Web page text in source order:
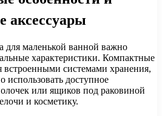
аксессуары
маленькой ванной важно
характеристики. Компактные
встроенными системами хранения,
использовать доступное
или ящиков под раковиной
и косметику.